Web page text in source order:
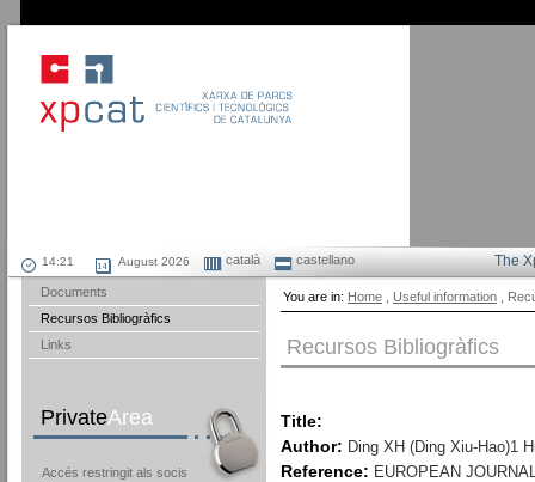
August 2026 català castellano The
Documents
Recursos Bibliogràfics
Links
PrivateArea
Accés restringit als socis
You are in: Home Useful information ,
Recursos Bibliogràfics
Title:
Author: Ding XH (Ding Xiu-Hao)1
Reference: EUROPEAN